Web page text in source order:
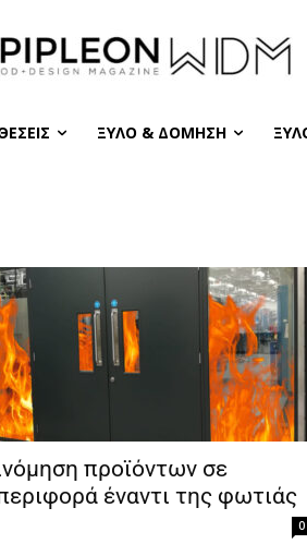
ΞΎΛΟ & ΔΌΜΗΣΗ
προϊόντων σε
έναντι της φωτιάς
0